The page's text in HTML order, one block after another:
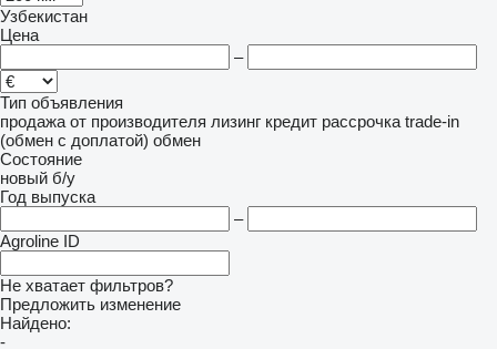
Узбекистан
Цена
–
Тип объявления
продажа от производителя лизинг кредит рассрочка trade-in
(обмен с доплатой) обмен
Состояние
новый б/у
Год выпуска
–
Agroline ID
Не хватает фильтров?
Предложить изменение
Найдено:
-